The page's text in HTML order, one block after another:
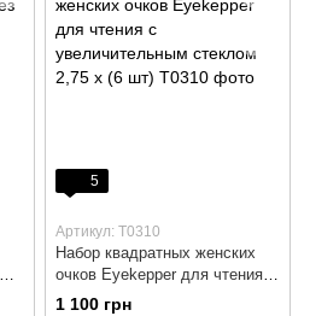
5
Артикул: T0310
Набор квадратных женских
очков Eyekepper для чтения с
увеличительным стеклом 2,75
1 100 грн